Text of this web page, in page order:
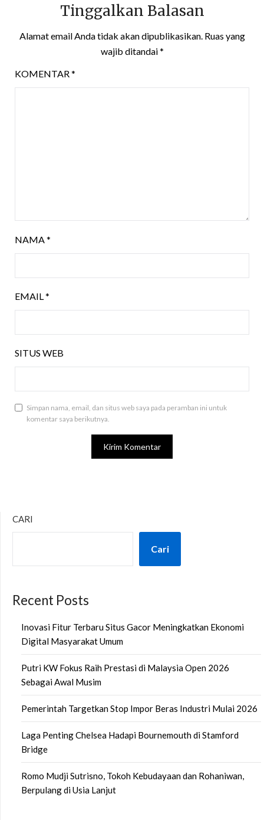
Tinggalkan Balasan
Alamat email Anda tidak akan dipublikasikan. Ruas yang
wajib ditandai*
KOMENTAR*
NAMA*
EMAIL*
SITUS WEB
Simpan nama, email, dan situs web saya pada peramban ini untuk
komentar saya berikutnya.
CARI
Cari
Recent Posts
Inovasi Fitur Terbaru Situs Gacor Meningkatkan Ekonomi
Digital Masyarakat Umum
Putri KW Fokus Raih Prestasi di Malaysia Open 2026
Sebagai Awal Musim
Pemerintah Targetkan Stop Impor Beras Industri Mulai 2026
Laga Penting Chelsea Hadapi Bournemouth di Stamford
Bridge
Romo Mudji Sutrisno, Tokoh Kebudayaan dan Rohaniwan,
Berpulang di Usia Lanjut